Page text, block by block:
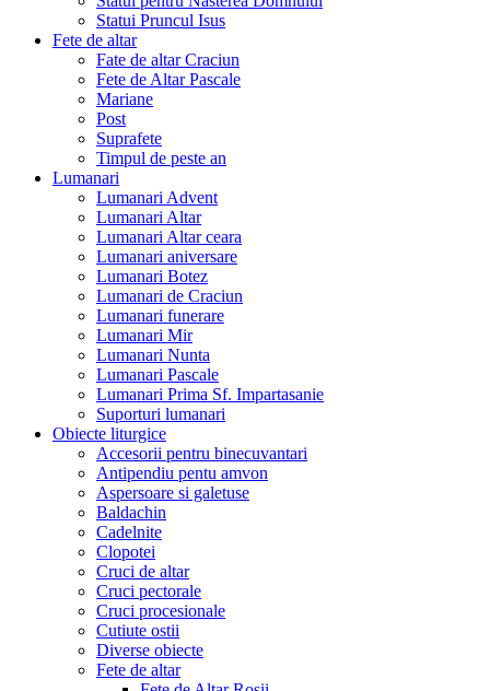
Statui Pruncul Isus
Fete de altar
Fate de altar Craciun
Fete de Altar Pascale
Mariane
Post
Suprafete
Timpul de peste an
Lumanari
Lumanari Advent
Lumanari Altar
Lumanari Altar ceara
Lumanari aniversare
Lumanari Botez
Lumanari de Craciun
Lumanari funerare
Lumanari Mir
Lumanari Nunta
Lumanari Pascale
Lumanari Prima Sf. Impartasanie
Suporturi lumanari
Obiecte liturgice
Accesorii pentru binecuvantari
Antipendiu pentu amvon
Aspersoare si galetuse
Baldachin
Cadelnite
Clopotei
Cruci de altar
Cruci pectorale
Cruci procesionale
Cutiute ostii
Diverse obiecte
Fete de altar